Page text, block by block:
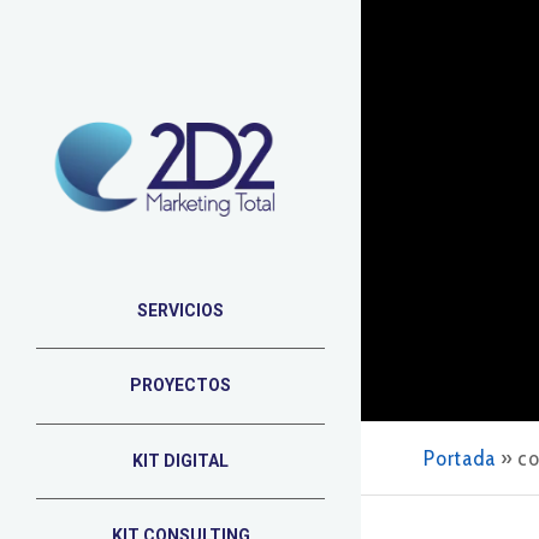
SERVICIOS
PROYECTOS
KIT DIGITAL Portada »